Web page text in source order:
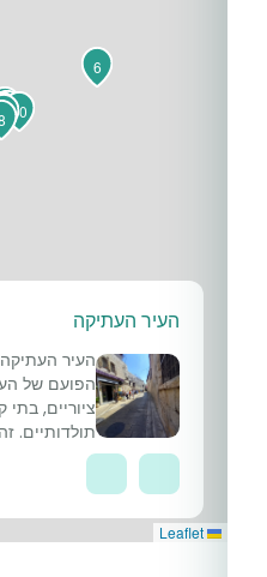
23
4
5
6
7 10
העיר העתיקה
העיר
הפועם של
ציוריים,
תולדותיים.